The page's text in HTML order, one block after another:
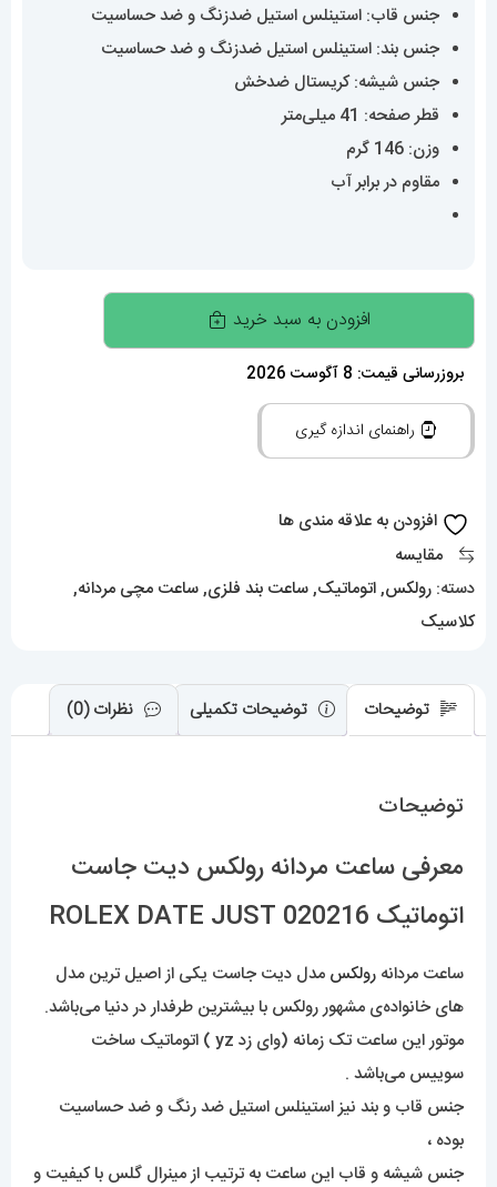
جنس قاب: استینلس استیل ضدزنگ و ضد حساسیت
جنس بند: استینلس استیل ضدزنگ و ضد حساسیت
جنس شیشه: کریستال ضدخش
قطر صفحه: 41 میلی‌متر
وزن: 146 گرم
مقاوم در برابر آب
ساعت
مردانه
رولکس
دیت
جاست
020216
ROLEX
افزودن به سبد خرید
بروزرسانی قیمت: 8 آگوست 2026
راهنمای اندازه گیری
افزودن به علاقه مندی ها
مقایسه
دسته: رولکس,اتوماتیک,ساعت بند فلزی,ساعت مچی مردانه,
کلاسیک
توضیحات توضیحات تکمیلی نظرات (0)
توضیحات
معرفی ساعت مردانه رولکس دیت جاست
اتوماتیک 020216 ROLEX DATE JUST
ساعت مردانه رولکس مدل دیت جاست یکی از اصیل ترین مدل
های خانواده‌ی مشهور رولکس با بیشترین طرفدار در دنیا می‌باشد.
موتور این ساعت تک زمانه (وای زد yz ) اتوماتیک ساخت
سوییس می‌باشد .
جنس قاب و بند نیز استینلس استیل ضد رنگ و ضد حساسیت
بوده ،
جنس شیشه و قاب این ساعت به ترتیب از مینرال گلس با کیفیت و